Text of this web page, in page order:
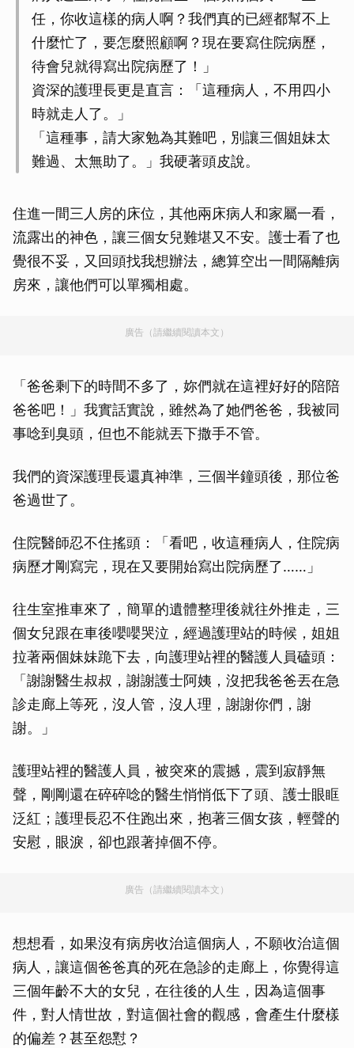
任，你收這樣的病人啊？我們真的已經都幫不上
什麼忙了，要怎麼照顧啊？現在要寫住院病歷，
待會兒就得寫出院病歷了！」
資深的護理長更是直言：「這種病人，不用四小
時就走人了。」
「這種事，請大家勉為其難吧，別讓三個姐妹太
難過、太無助了。」我硬著頭皮說。
住進一間三人房的床位，其他兩床病人和家屬一看，
流露出的神色，讓三個女兒難堪又不安。護士看了也
覺很不妥，又回頭找我想辦法，總算空出一間隔離病
房來，讓他們可以單獨相處。
廣告（請繼續閱讀本文）
「爸爸剩下的時間不多了，妳們就在這裡好好的陪陪
爸爸吧！」我實話實說，雖然為了她們爸爸，我被同
事唸到臭頭，但也不能就丟下撒手不管。
我們的資深護理長還真神準，三個半鐘頭後，那位爸
爸過世了。
住院醫師忍不住搖頭：「看吧，收這種病人，住院病
病歷才剛寫完，現在又要開始寫出院病歷了……」
往生室推車來了，簡單的遺體整理後就往外推走，三
個女兒跟在車後嚶嚶哭泣，經過護理站的時候，姐姐
拉著兩個妹妹跪下去，向護理站裡的醫護人員磕頭：
「謝謝醫生叔叔，謝謝護士阿姨，沒把我爸爸丟在急
診走廊上等死，沒人管，沒人理，謝謝你們，謝
謝。」
護理站裡的醫護人員，被突來的震撼，震到寂靜無
聲，剛剛還在碎碎唸的醫生悄悄低下了頭、護士眼眶
泛紅；護理長忍不住跑出來，抱著三個女孩，輕聲的
安慰，眼淚，卻也跟著掉個不停。
廣告（請繼續閱讀本文）
想想看，如果沒有病房收治這個病人，不願收治這個
病人，讓這個爸爸真的死在急診的走廊上，你覺得這
三個年齡不大的女兒，在往後的人生，因為這個事
件，對人情世故，對這個社會的觀感，會產生什麼樣
的偏差？甚至怨懟？